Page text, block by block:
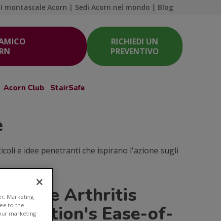
I montascale Acorn | Sedi Acorn nel mondo | Blog
RICHIEDI UN
PREVENTIVO
Acorn Club StairSafe
e idee penetranti che ispirano l'azione sugli
The Arthritis
Ease-of-
Marketing
to the
marketing